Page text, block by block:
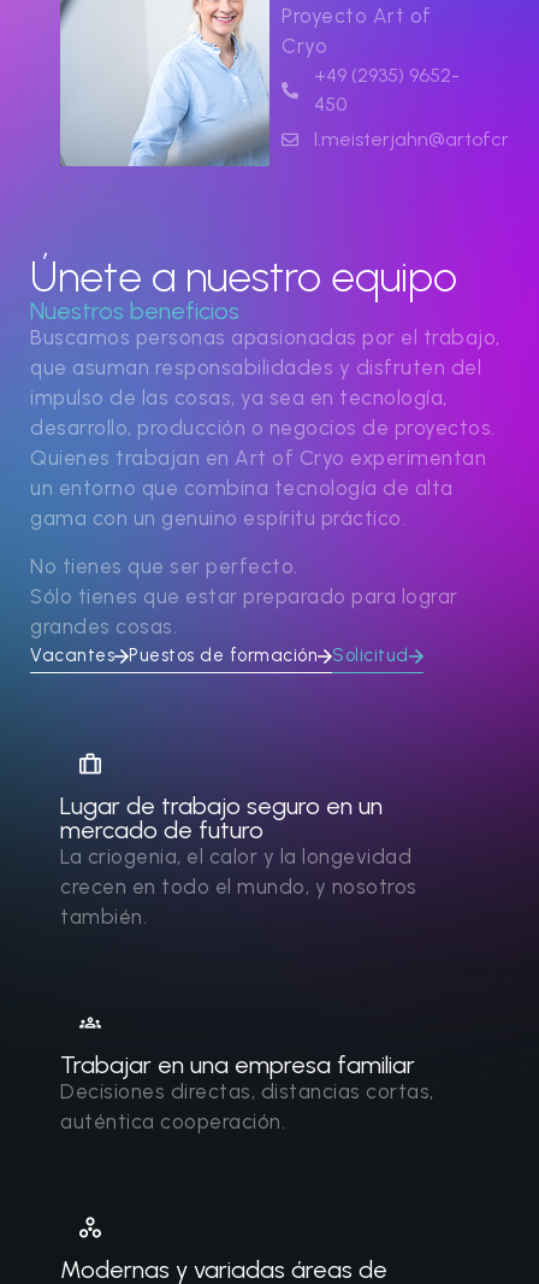
Proyecto Art of
Cryo
+49 (2935) 9652-
450
Únete a nuestro equipo
Nuestros beneficios
Buscamos personas apasionadas por el trabajo,
que asuman responsabilidades y disfruten del
impulso de las cosas, ya sea en tecnología,
desarrollo, producción o negocios de proyectos.
Quienes trabajan en Art of Cryo experimentan
un entorno que combina tecnología de alta
gama con un genuino espíritu práctico.
No tienes que ser perfecto.
Sólo tienes que estar preparado para lograr
grandes cosas.
Vacantes Puestos de formación Solicitud
Lugar de trabajo seguro en un
mercado de futuro
La criogenia, el calor y la longevidad
crecen en todo el mundo, y nosotros
también.
Trabajar en una empresa familiar
Decisiones directas, distancias cortas,
auténtica cooperación.
Modernas y variadas áreas de